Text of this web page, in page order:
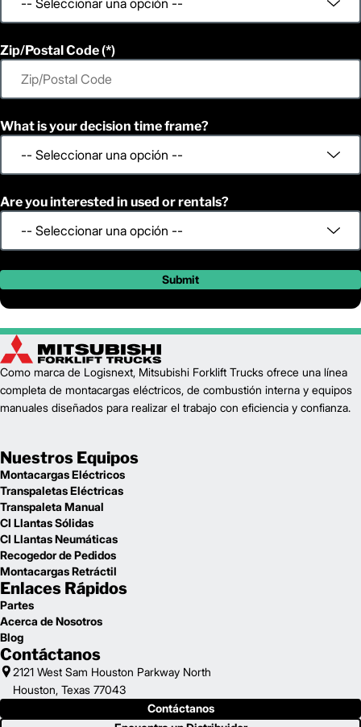
Zip/Postal Code
What is your decision time frame?
Are you interested in used or rentals?
Submit
Como marca de Logisnext, Mitsubishi Forklift Trucks ofrece una línea
completa de montacargas eléctricos, de combustión interna y equipos
manuales diseñados para realizar el trabajo con eficiencia y confianza.
Nuestros Equipos
Montacargas Eléctricos
Transpaletas Eléctricas
Transpaleta Manual
CI Llantas Sólidas
CI Llantas Neumáticas
Recogedor de Pedidos
Montacargas Retráctil
Enlaces Rápidos
Partes
Acerca de Nosotros
Blog
Contáctanos
2121 West Sam Houston Parkway North
Houston, Texas 77043
Contáctanos